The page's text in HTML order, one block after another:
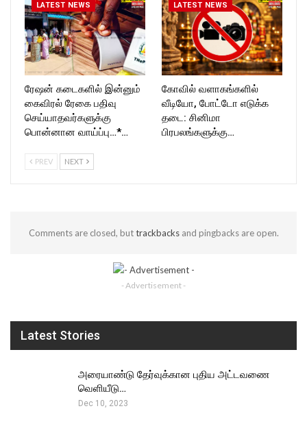
LATEST NEWS
ரேஷன் கடைகளில் இன்னும்
கைவிரல் ரேகை பதிவு
செய்யாதவர்களுக்கு
பொன்னான வாய்ப்பு…*…
LATEST NEWS
கோவில் வளாகங்களில்
வீடியோ, போட்டோ எடுக்க
தடை: சினிமா
பிரபலங்களுக்கு…
PREV NEXT
Comments are closed, buttrackbacksand pingbacks are open.
- Advertisement -
Latest Stories
அரையாண்டு தேர்வுக்கான புதிய அட்டவணை
வெளியீடு…
Dec 10, 2023